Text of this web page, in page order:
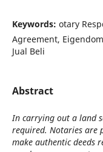
Keywords: otary
Agreement,
Jual Beli
Abstract
In carrying out a land
required. Notaries are
make authentic deeds